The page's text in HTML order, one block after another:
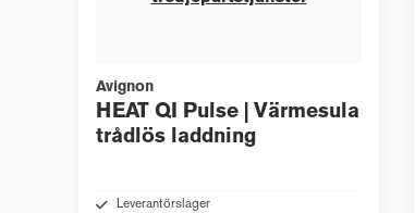
Avignon
HEAT QI Pulse | Värmesula
trådlös laddning
Leverantörslager